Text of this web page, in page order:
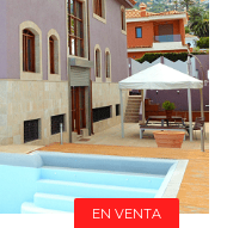
EN VENTA